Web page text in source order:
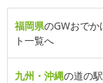
福岡県のGWおでか
ト一覧へ
九州・沖縄の道の